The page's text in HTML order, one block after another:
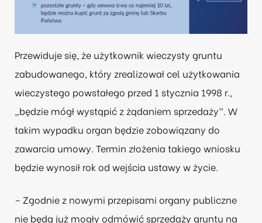
Przewiduje się, że użytkownik wieczysty gruntu
zabudowanego, który zrealizował cel użytkowania
wieczystego powstałego przed 1 stycznia 1998 r.,
„będzie mógł wystąpić z żądaniem sprzedaży”. W
takim wypadku organ będzie zobowiązany do
zawarcia umowy. Termin złożenia takiego wniosku
będzie wynosił rok od wejścia ustawy w życie.
– Zgodnie z nowymi przepisami organy publiczne
nie będą już mogły odmówić sprzedaży gruntu na